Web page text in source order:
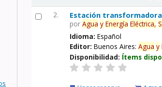
2. Estación
porAgua y Energía Eléctrica,
Idioma:Español
Editor:Buenos Aires:Agua y
Disponibilidad: Ítems